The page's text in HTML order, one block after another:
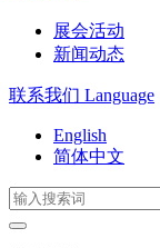
展会活动
新闻动态
联系我们 Language
English
简体中文